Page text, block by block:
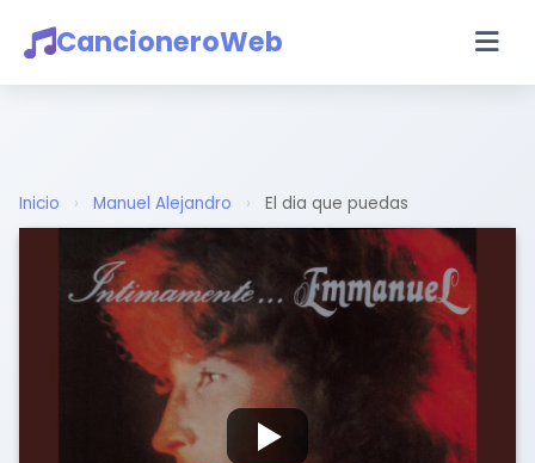
CancioneroWeb
Inicio › Manuel Alejandro › El dia que puedas